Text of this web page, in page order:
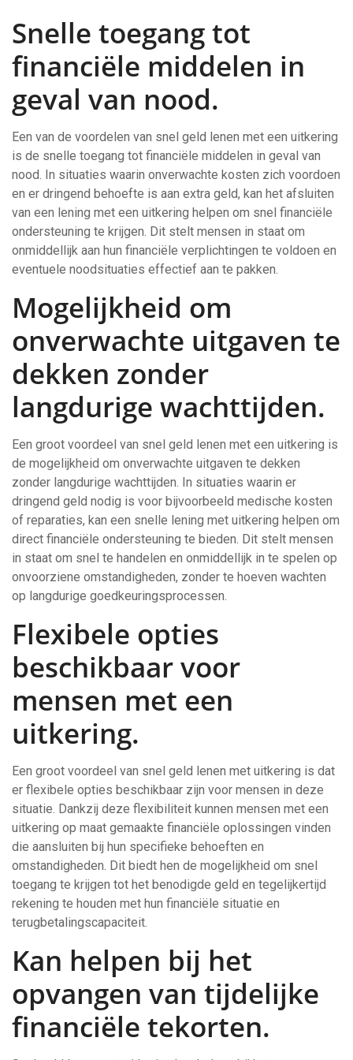
Snelle toegang tot
financiële middelen in
geval van nood.
Een van de voordelen van snel geld lenen met een uitkering
is de snelle toegang tot financiële middelen in geval van
nood. In situaties waarin onverwachte kosten zich voordoen
en er dringend behoefte is aan extra geld, kan het afsluiten
van een lening met een uitkering helpen om snel financiële
ondersteuning te krijgen. Dit stelt mensen in staat om
onmiddellijk aan hun financiële verplichtingen te voldoen en
eventuele noodsituaties effectief aan te pakken.
Mogelijkheid om
onverwachte uitgaven te
dekken zonder
langdurige wachttijden.
Een groot voordeel van snel geld lenen met een uitkering is
de mogelijkheid om onverwachte uitgaven te dekken
zonder langdurige wachttijden. In situaties waarin er
dringend geld nodig is voor bijvoorbeeld medische kosten
of reparaties, kan een snelle lening met uitkering helpen om
direct financiële ondersteuning te bieden. Dit stelt mensen
in staat om snel te handelen en onmiddellijk in te spelen op
onvoorziene omstandigheden, zonder te hoeven wachten
op langdurige goedkeuringsprocessen.
Flexibele opties
beschikbaar voor
mensen met een
uitkering.
Een groot voordeel van snel geld lenen met uitkering is dat
er flexibele opties beschikbaar zijn voor mensen in deze
situatie. Dankzij deze flexibiliteit kunnen mensen met een
uitkering op maat gemaakte financiële oplossingen vinden
die aansluiten bij hun specifieke behoeften en
omstandigheden. Dit biedt hen de mogelijkheid om snel
toegang te krijgen tot het benodigde geld en tegelijkertijd
rekening te houden met hun financiële situatie en
terugbetalingscapaciteit.
Kan helpen bij het
opvangen van tijdelijke
financiële tekorten.